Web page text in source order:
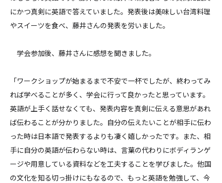
にかつ真剣に英語で答えていました。発表後は美味しい台湾料理
やスイーツを食べ、藤井さんの発表を労いました。
学会参加後、藤井さんに感想を聞きました。
「ワークショップが始まるまで不安で一杯でしたが、終わってみ
れば学べることが多く、学会に行って良かったと思っています。
英語が上手く話せなくても、発表内容を真剣に伝える意思があれ
ば伝わることが分かりました。自分の伝えたいことが相手に伝わ
った時は日本語で発表するよりも凄く嬉しかったです。また、相
手に自分の英語が伝わらない時は、言葉の代わりにボディランゲ
ージや用意している資料などを工夫することを学びました。他国
の文化を知る切っ掛けにもなるので、もっと英語を勉強して、今